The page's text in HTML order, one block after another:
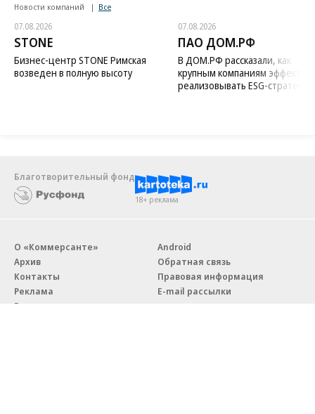
Новости компаний Все
07.08.2026
STONE
Бизнес-центр STONE Римская
возведен в полную высоту
07.08.2026
ПАО ДОМ.РФ
В ДОМ.РФ рассказали, как
крупным компаниям
реализовывать ESG-стратегию
Благотворительный фонд
18+ реклама
О «Коммерсанте»
Архив
Контакты
Реклама
Вакансии
Android
Обратная связь
Правовая информация
E-mail рассылки